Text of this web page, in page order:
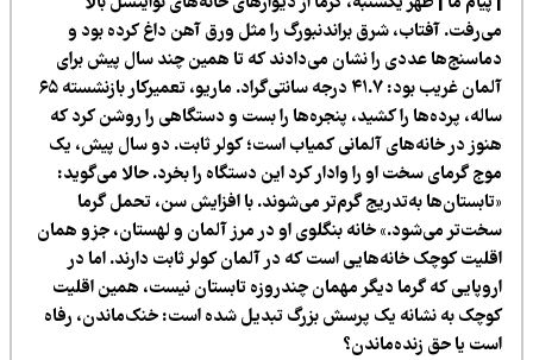
آفتاب، شرق براندنبورگ را مثل ورق آهن داغ کرده بود و
عددی را نشان می‌دادند که تا همین چند سال پیش برای
آلمان غریب بود: ۴۱.۷ درجه سانتی‌گراد. ماریو، تعمیرکار بازنشسته ۶۵
پرده‌ها را کشید، پنجره‌ها را بست و دستگاهی را روشن کرد که
در خانه‌های آلمانی کمیاب است؛ کولر ثابت. دو سال پیش، یک
گرمای سخت او را وادار کرد این دستگاه را بخرد. حالا می‌گوید:
به‌تدریج گرم‌تر می‌شوند. با افزایش سن، تحمل گرما
می‌شود.» خانه بنگلوی او در مرز آلمان و لهستان، جزو همان
کوچک خانه‌هایی است که در آلمان کولر ثابت دارند. اما در
که گرما دیگر مهمان چندروزه تابستان نیست، همین اقلیت
به نشانه یک پرسش بزرگ تبدیل شده است: خنک‌ماندن، رفاه
یا حق زنده‌ماندن؟